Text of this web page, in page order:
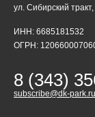
ул. Сибирский
ИНН: 6685181532
ОГРН:
8 (343)
subscribe@dk-park.ru